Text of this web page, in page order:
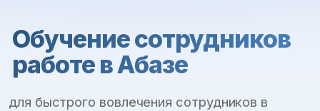
Обучение сотрудников
работе в Абазе
для быстрого вовлечения сотрудников в